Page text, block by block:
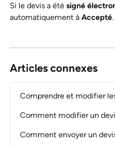
Si le devis a été signé
automatiquement à Accepté.
Articles connexes
Comprendre et modifier
Comment modifier un
Comment envoyer un